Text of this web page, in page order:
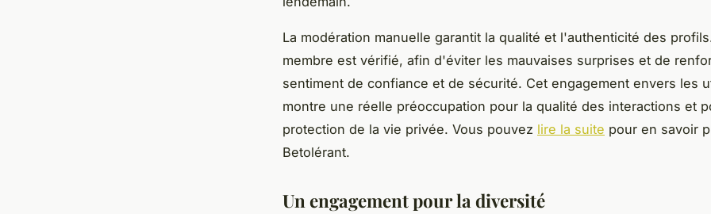
La modération manuelle garantit la qualité et l'authenticité des
membre est vérifié, afin d'éviter les mauvaises surprises et de
sentiment de confiance et de sécurité. Cet engagement envers les
montre une réelle préoccupation pour la qualité des interactions et
protection de la vie privée. Vous pouvez lire la suite pour en savoir
Betolérant.
Un engagement pour la diversité